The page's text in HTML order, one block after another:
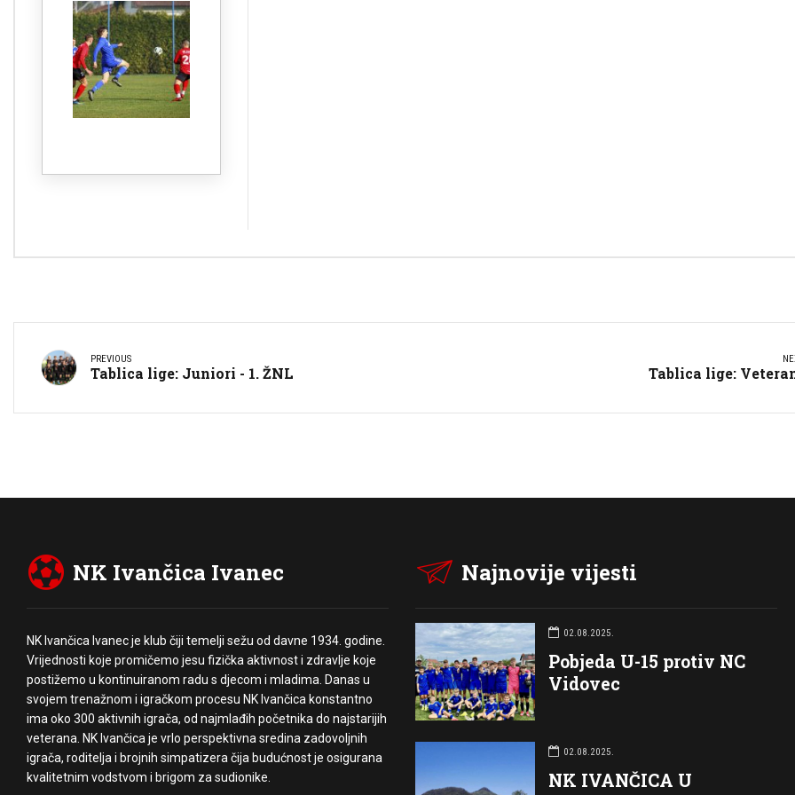
PREVIOUS
Tablica lige: Juniori - 1. ŽNL Tablica lige:
NK Ivančica Ivanec
NK Ivančica Ivanec je klub čiji temelji sežu od davne 1934. godine.
Vrijednosti koje promičemo jesu fizička aktivnost i zdravlje koje
postižemo u kontinuiranom radu s djecom i mladima. Danas u
svojem trenažnom i igračkom procesu NK Ivančica konstantno
ima oko 300 aktivnih igrača, od najmlađih početnika do najstarijih
veterana. NK Ivančica je vrlo perspektivna sredina zadovoljnih
igrača, roditelja i brojnih simpatizera čija budućnost je osigurana
kvalitetnim vodstvom i brigom za sudionike.
Najnovije vijesti
02.08.2025.
Pobjeda U-15 protiv NC
Vidovec
02.08.2025.
NK IVANČICA U